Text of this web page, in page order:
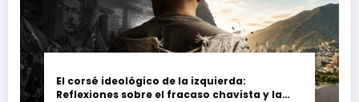
El corsé ideológico de la izquierda:
Reflexiones sobre el fracaso chavista y la